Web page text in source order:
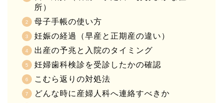
所）
母子手帳の使い方
妊娠の経過（早産と正期産の違い）
出産の予兆と入院のタイミング
妊婦歯科検診を受診したかの確認
こむら返りの対処法
どんな時に産婦人科へ連絡すべきか